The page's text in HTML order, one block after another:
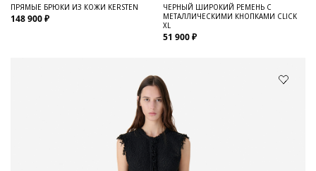
ПРЯМЫЕ БРЮКИ ИЗ КОЖИ KERSTEN
148 900 ₽
ЧЕРНЫЙ ШИРОКИЙ РЕМЕНЬ С
МЕТАЛЛИЧЕСКИМИ КНОПКАМИ CLICK
XL
51 900 ₽